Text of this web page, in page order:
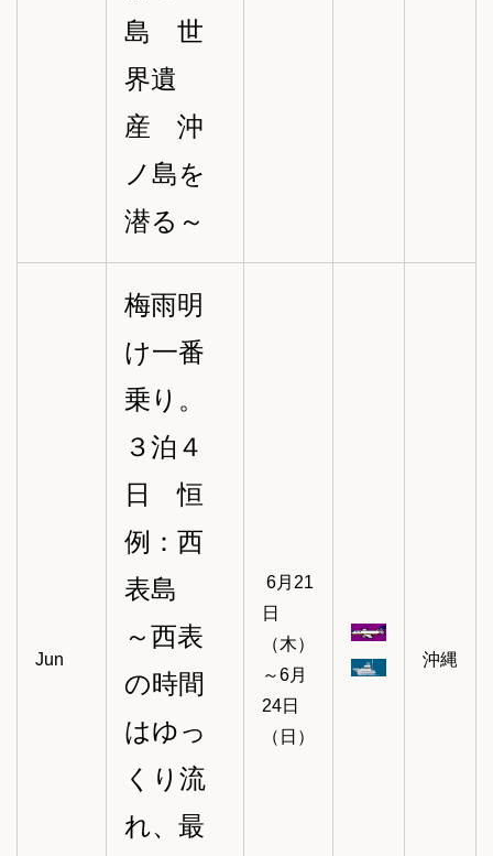
島 世
界遺
産 沖
ノ島を
潜る～
Jun
梅雨明
け一番
乗り。
３泊４
日 恒
例：西
表島
～西表
の時間
はゆっ
くり流
れ、最
6月21
日
（木）
～6月
24日
（日）
沖縄